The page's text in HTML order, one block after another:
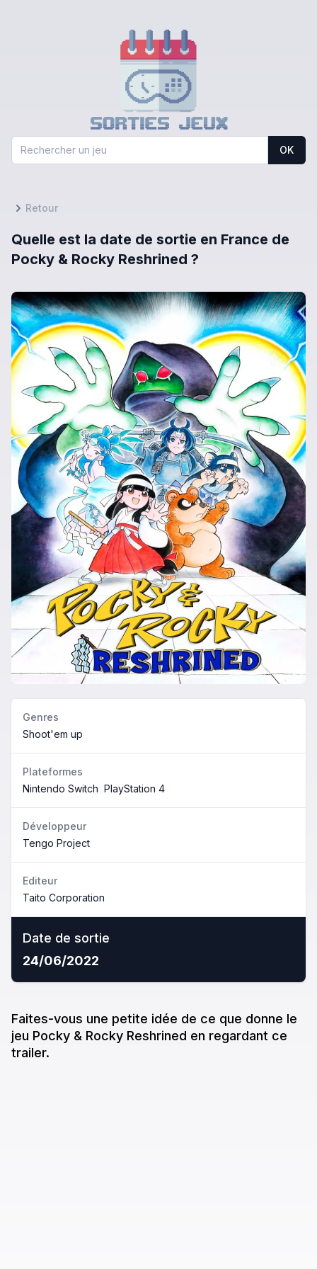
OK
Retour
Quelle est la date de sortie en France de
Pocky & Rocky Reshrined ?
Genres
Shoot'em up
Plateformes
Nintendo Switch PlayStation 4
Développeur
Tengo Project
Editeur
Taito Corporation
Date de sortie
24/06/2022
Faites-vous une petite idée de ce que donne le
jeu Pocky & Rocky Reshrined en regardant ce
trailer.